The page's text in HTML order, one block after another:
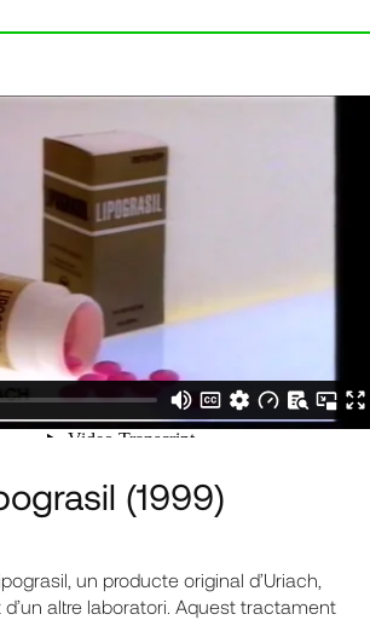
(1999)
un producte original d’Uriach,
altre laboratori. Aquest tractament